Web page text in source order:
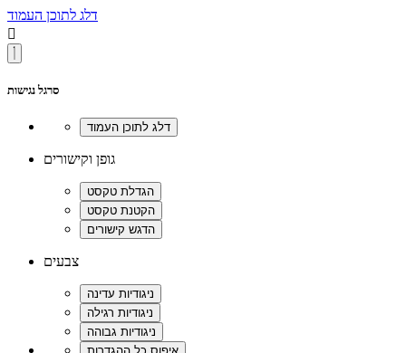
דלג לתוכן העמוד

סרגל נגישות
גופן וקישורים
צבעים